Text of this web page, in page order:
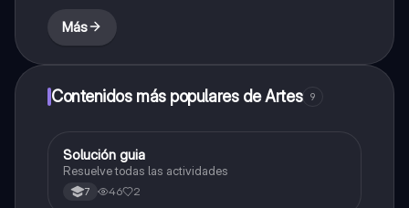
Más
Contenidos más populares de Artes 9
Artes
Solución guia
Resuelve todas las actividades
7 46 2